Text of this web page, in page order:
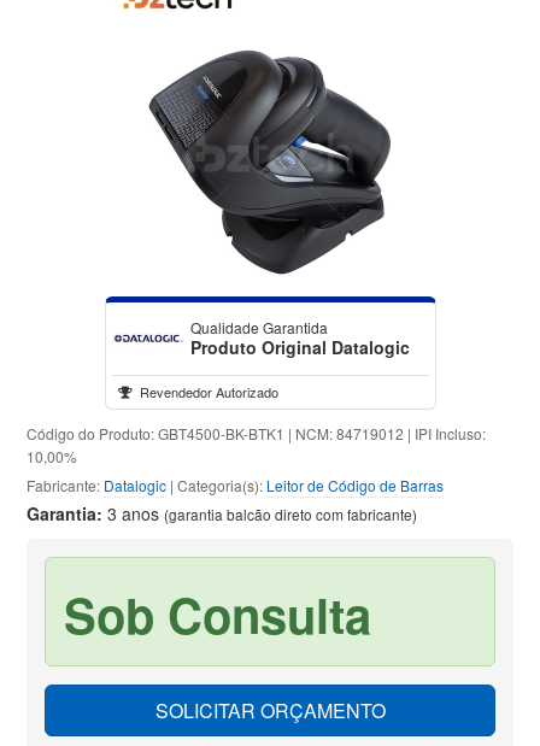
Qualidade Garantida
Produto Original Datalogic
Revendedor Autorizado
Código do Produto: GBT4500-BK-BTK1 | NCM: 84719012 | IPI Incluso:
10,00%
Fabricante: Datalogic | Categoria(s): Leitor de Código de Barras
Garantia:3 anos (garantia balcão direto com fabricante)
Sob Consulta
SOLICITAR ORÇAMENTO